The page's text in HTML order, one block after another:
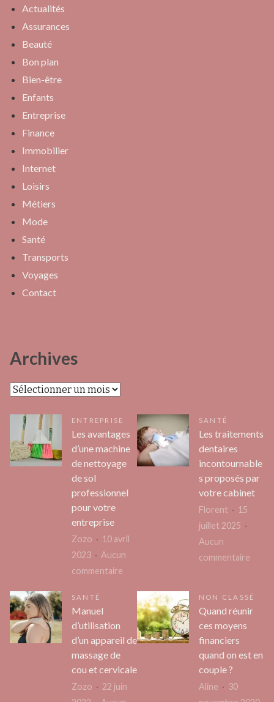
Actualités
Assurances
Beauté
Bon plan
Bien-être
Enfants
Entreprise
Finance
Immobilier
Internet
Loisirs
Métiers
Mode
Santé
Transports
Voyages
Contact
Archives
Archives
ENTREPRISE
Les avantages
d’une machine
de nettoyage
de sol
professionnel
pour votre
entreprise
Zozo
10 avril
2023
Aucun
commentaire
avantages
d’une
machine
nettoyage
SANTÉ
Les traitements
dentaires
incontournable
s proposés par
votre cabinet
Florent
15
juillet 2025
Aucun
commentaire
par
SANTÉ
Manuel
d’utilisation
d’un appareil de
massage de
cou et cervicale
Zozo
22 juin
NON CLASSÉ
Quand réunir
ces moyens
financiers
quand on est en
couple ?
Aline
30